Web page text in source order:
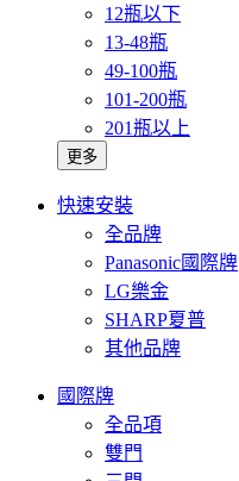
12瓶以下
13-48瓶
49-100瓶
101-200瓶
201瓶以上
更多
快速安裝
全品牌
Panasonic國際牌
LG樂金
SHARP夏普
其他品牌
國際牌
全品項
雙門